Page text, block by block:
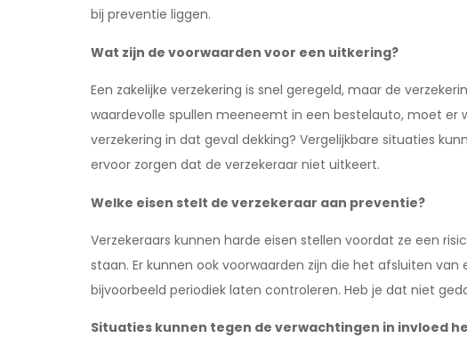
bij preventie liggen.
Wat zijn de voorwaarden voor een uitkering?
Een zakelijke verzekering is snel geregeld, maar de
waardevolle spullen meeneemt in een bestelauto, moet er
verzekering in dat geval dekking? Vergelijkbare situaties
ervoor zorgen dat de verzekeraar niet uitkeert.
Welke eisen stelt de verzekeraar aan preventie?
Verzekeraars kunnen harde eisen stellen voordat ze een
staan. Er kunnen ook voorwaarden zijn die het afsluiten
bijvoorbeeld periodiek laten controleren. Heb je dat niet
Situaties kunnen tegen de verwachtingen in invloed